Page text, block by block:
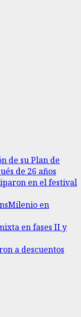
de su Plan de
de 26 años
en el festival
en
en fases II y
a descuentos